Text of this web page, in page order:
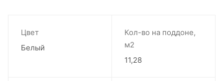
Цвет
Белый
Кол-во на поддоне,
м2
11,28